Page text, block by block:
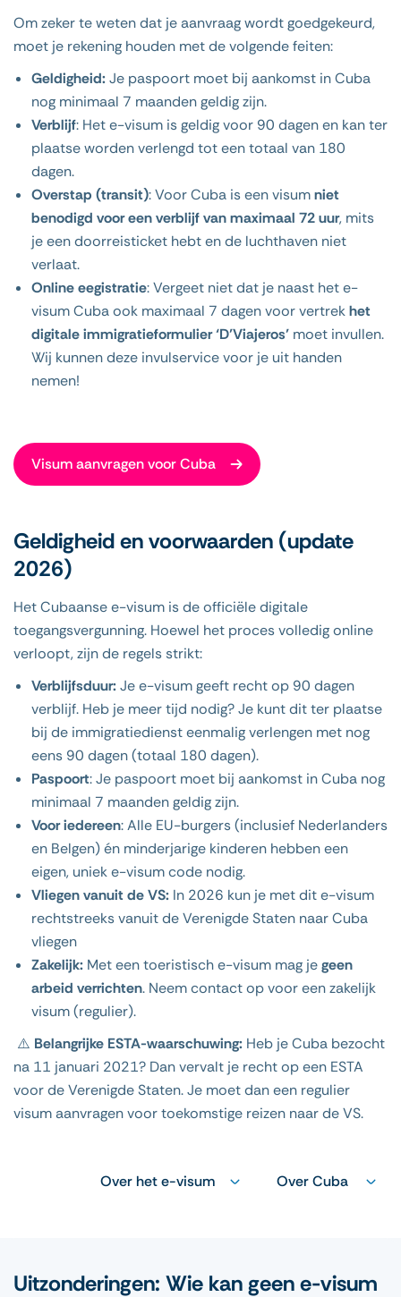
Om zeker te weten dat je aanvraag wordt goedgekeurd,
moet je rekening houden met de volgende feiten:
Geldigheid:Je paspoort moet bij aankomst in Cuba
nog minimaal 7 maanden geldig zijn.
Verblijf: Het e-visum is geldig voor 90 dagen en kan ter
plaatse worden verlengd tot een totaal van 180
dagen.
Overstap (transit): Voor Cuba is een visumniet
benodigd voor een verblijf van maximaal 72 uur, mits
je een doorreisticket hebt en de luchthaven niet
verlaat.
Online eegistratie: Vergeet niet dat je naast het e-
visum Cuba ook maximaal 7 dagen voor vertrekhet
digitale immigratieformulier ‘D’Viajeros’ moet invullen.
Wij kunnen deze invulservice voor je uit handen
nemen!
Visum aanvragen voor Cuba
Geldigheid en voorwaarden (update
2026)
Het Cubaanse e-visum is de officiële digitale
toegangsvergunning. Hoewel het proces volledig online
verloopt, zijn de regels strikt:
Verblijfsduur:Je e-visum geeft recht op 90 dagen
verblijf. Heb je meer tijd nodig? Je kunt dit ter plaatse
bij de immigratiedienst eenmalig verlengen met nog
eens 90 dagen (totaal 180 dagen).
Paspoort: Je paspoort moet bij aankomst in Cuba nog
minimaal 7 maanden geldig zijn.
Voor iedereen: Alle EU-burgers (inclusief Nederlanders
en Belgen) én minderjarige kinderen hebben een
eigen, uniek e-visum code nodig.
Vliegen vanuit de VS: In 2026 kun je met dit e-visum
rechtstreeks vanuit de Verenigde Staten naar Cuba
vliegen
Zakelijk: Met een toeristisch e-visum mag jegeen
arbeid verrichten. Neem contact op voor een zakelijk
visum (regulier).
⚠️ Belangrijke ESTA-waarschuwing: Heb je Cuba bezocht
na 11 januari 2021? Dan vervalt je recht op een ESTA
voor de Verenigde Staten. Je moet dan een regulier
visum aanvragen voor toekomstige reizen naar de VS.
Over het e-visum Over Cuba
Uitzonderingen: Wie kan geen e-visum